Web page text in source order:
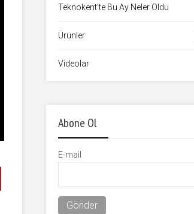
Teknokent'te Bu Ay Neler Oldu
Ürünler
Videolar
Abone Ol
E-mail